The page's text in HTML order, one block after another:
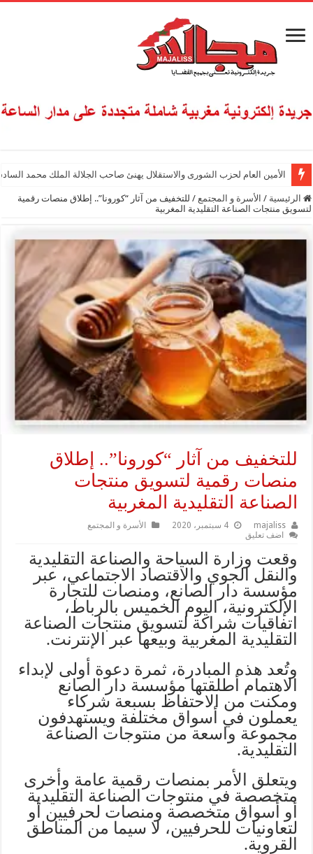
الأمين العام لحزب الشورى والاستقلال يهنئ صاحب الجلالة الملك محمد
الرئيسية / الأسرة و المجتمع / للتخفيف من آثار “كورونا”.. إطلاق منصات رقمية
لتسويق منتجات الصناعة التقليدية المغربية
للتخفيف من آثار “كورونا”.. إطلاق
منصات رقمية لتسويق منتجات
الصناعة التقليدية المغربية
majaliss 4 سبتمبر، 2020
الأسرة و المجتمع
اضف تعليق
وقعت وزارة السياحة والصناعة التقليدية
والنقل الجوي والاقتصاد الاجتماعي، عبر
مؤسسة دار الصانع، ومنصات للتجارة
الإلكترونية، اليوم الخميس بالرباط،
اتفاقيات شراكة لتسويق منتجات الصناعة
التقليدية المغربية وبيعها عبر الإنترنت.
وتُعد هذه المبادرة، ثمرة دعوة أولى لإبداء
الاهتمام أطلقتها مؤسسة دار الصانع
ومكنت من الاحتفاظ بسبعة شركاء
يعملون في أسواق مختلفة ويستهدفون
مجموعة واسعة من منتوجات الصناعة
التقليدية.
ويتعلق الأمر بمنصات رقمية عامة وأخرى
متخصصة في منتوجات الصناعة التقليدية
أو أسواق متخصصة ومنصات لحرفيين أو
لتعاونيات للحرفيين، لا سيما من المناطق
القروية.